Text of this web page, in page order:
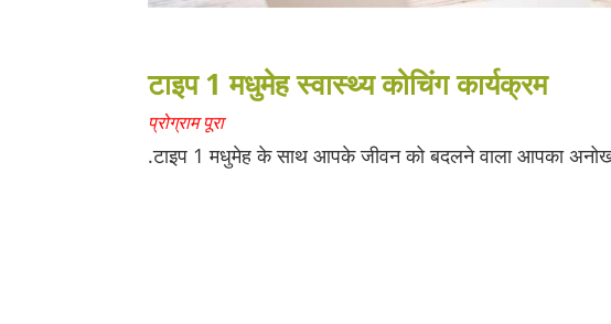
टाइप 1 मधुमेह स्वास्थ्य कोचिंग कार्यक्रम
प्रोग्राम पूरा
टाइप 1 मधुमेह के साथ आपके जीवन को बदलने वाला आपका